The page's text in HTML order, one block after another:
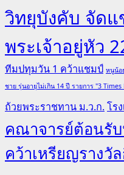
วิทยุบังคับ จัด
พระเจ้าอยู่หัว
ทีมปทุมวัน 1 คว้าแชมป์ หนูน้อ
ชาย รุ่นอายุไม่เกิน 14 ปี รายการ "3
ถ้วยพระราชทาน ม.ว.ก.โร
คณาจารย์ต้อนรั
คว้าเหรียญรางวั